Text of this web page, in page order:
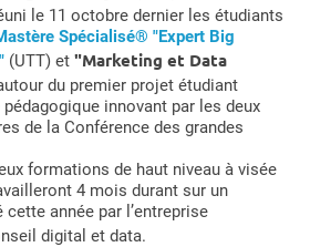
le 11 octobre dernier les étudiants
Spécialisé® "Expert Big
(UTT) et "Marketing et Data
du premier projet étudiant
innovant par les deux
de la Conférence des grandes
formations de haut niveau à visée
4 mois durant sur un
année par l’entreprise
digital et data.